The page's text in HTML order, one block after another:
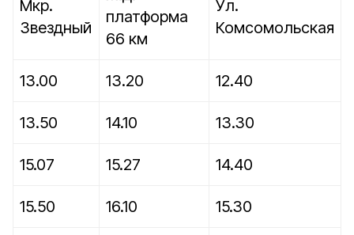
Мкр.
Звездный
платформа
66 км
Ул.
Комсомольская
13.00 13.20 12.40
13.50 14.10 13.30
15.07 15.27 14.40
15.50 16.10 15.30